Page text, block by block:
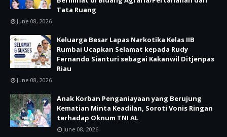
Tata Ruang
June 08, 2026
Keluarga Besar Lapas Narkotika Kelas IIB
Rumbai Ucapkan Selamat kepada Rudy
Fernando Sianturi sebagai Kakanwil Ditjenpas
Riau
June 08, 2026
Anak Korban Penganiayaan yang Berujung
Kematian Minta Keadilan, Soroti Vonis Ringan
terhadap Oknum TNI AL
June 08, 2026